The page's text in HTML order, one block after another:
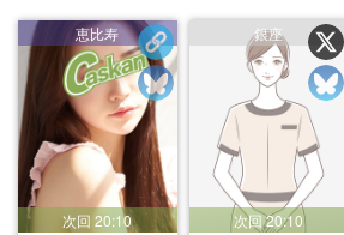
次回 20:10
恵比寿
次回 20:10
銀座